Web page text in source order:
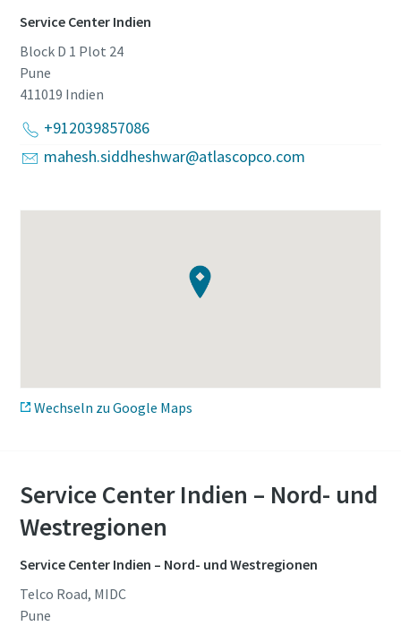
Service Center Indien
Block D 1 Plot 24
Pune
411019 Indien
+912039857086
mahesh.siddheshwar@atlascopco.com
Wechseln zu Google Maps
Service Center Indien – Nord- und
Westregionen
Service Center Indien – Nord- und Westregionen
Telco Road, MIDC
Pune